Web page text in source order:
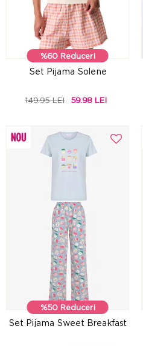
%60 Reduceri
Set Pijama Solene
149.95 LEI 59.98 LEI
%50 Reduceri
Set Pijama Sweet Breakfast